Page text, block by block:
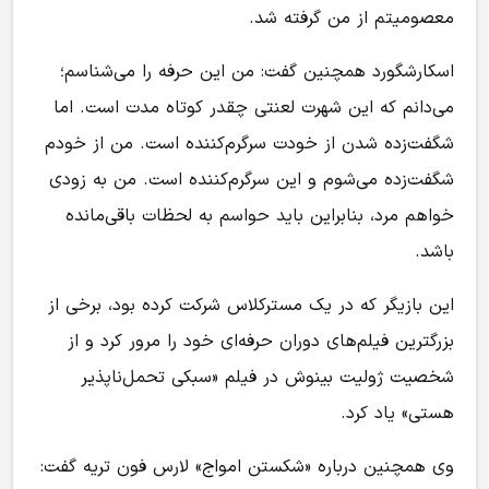
معصومیتم از من گرفته شد.
اسکارشگورد همچنین گفت: من این حرفه را می‌شناسم؛
می‌دانم که این شهرت لعنتی چقدر کوتاه مدت است. اما
شگفت‌زده شدن از خودت سرگرم‌کننده است. من از خودم
شگفت‌زده می‌شوم و این سرگرم‌کننده است. من به زودی
خواهم مرد، بنابراین باید حواسم به لحظات باقی‌مانده
باشد.
این بازیگر که در یک مسترکلاس شرکت کرده بود، برخی از
بزرگترین فیلم‌های دوران حرفه‌ای خود را مرور کرد و از
شخصیت ژولیت بینوش در فیلم «سبکی تحمل‌ناپذیر
هستی» یاد کرد.
وی همچنین درباره «شکستن امواج» لارس فون تریه گفت: